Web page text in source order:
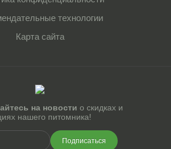
технологии
Карта сайта
на новости о скидках и
нашего питомника!
Подписаться